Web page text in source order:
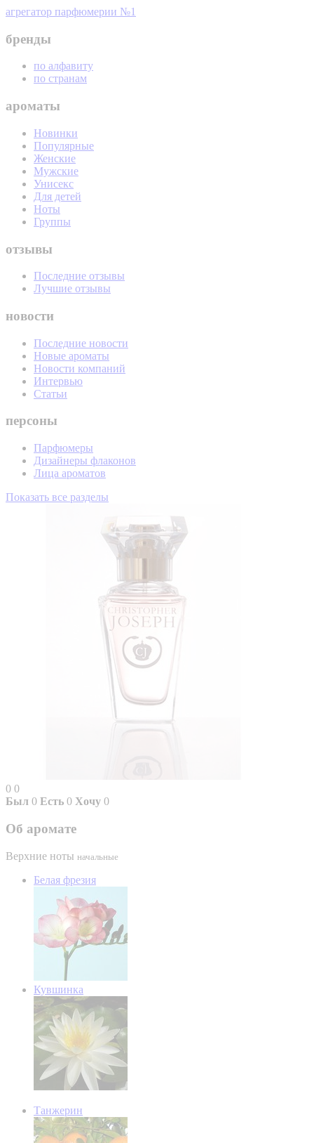
агрегатор парфюмерии №1
бренды
по алфавиту
по странам
ароматы
Новинки
Популярные
Женские
Мужские
Унисекс
Для детей
Ноты
Группы
отзывы
Последние отзывы
Лучшие отзывы
новости
Последние новости
Новые ароматы
Новости компаний
Интервью
Статьи
персоны
Парфюмеры
Дизайнеры флаконов
Лица ароматов
Показать все разделы
0 0
Был 0 Есть 0 Хочу 0
Об аромате
Верхние ноты начальные
Белая фрезия
Кувшинка
Танжерин